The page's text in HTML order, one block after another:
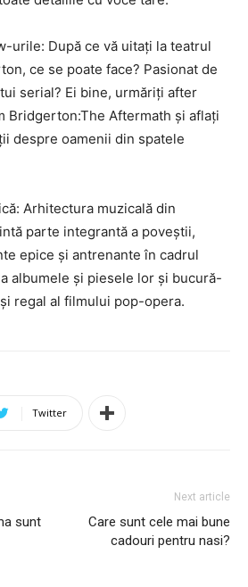
urile: După ce vă uitați la teatrul
ce se poate face? Pasionat de
serial? Ei bine, urmăriți after
Bridgerton:The Aftermath și aflați
despre oamenii din spatele
Arhitectura muzicală din
parte integrantă a poveștii,
epice și antrenante în cadrul
albumele și piesele lor și bucură-
regal al filmului pop-opera.
Twitter
sunt
Next article
Care sunt cele mai bune
cadouri pentru nasi?